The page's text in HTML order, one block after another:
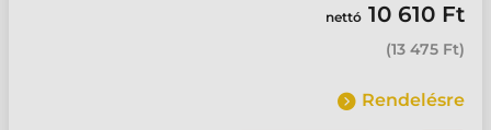
nettó 10 610 Ft
(13 475 Ft)
Rendelésre